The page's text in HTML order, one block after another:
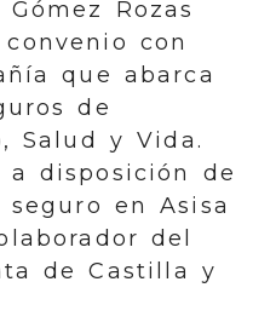
Rozas
con
que abarca
de
Salud y Vida.
a disposición de
en Asisa
del
de Castilla y